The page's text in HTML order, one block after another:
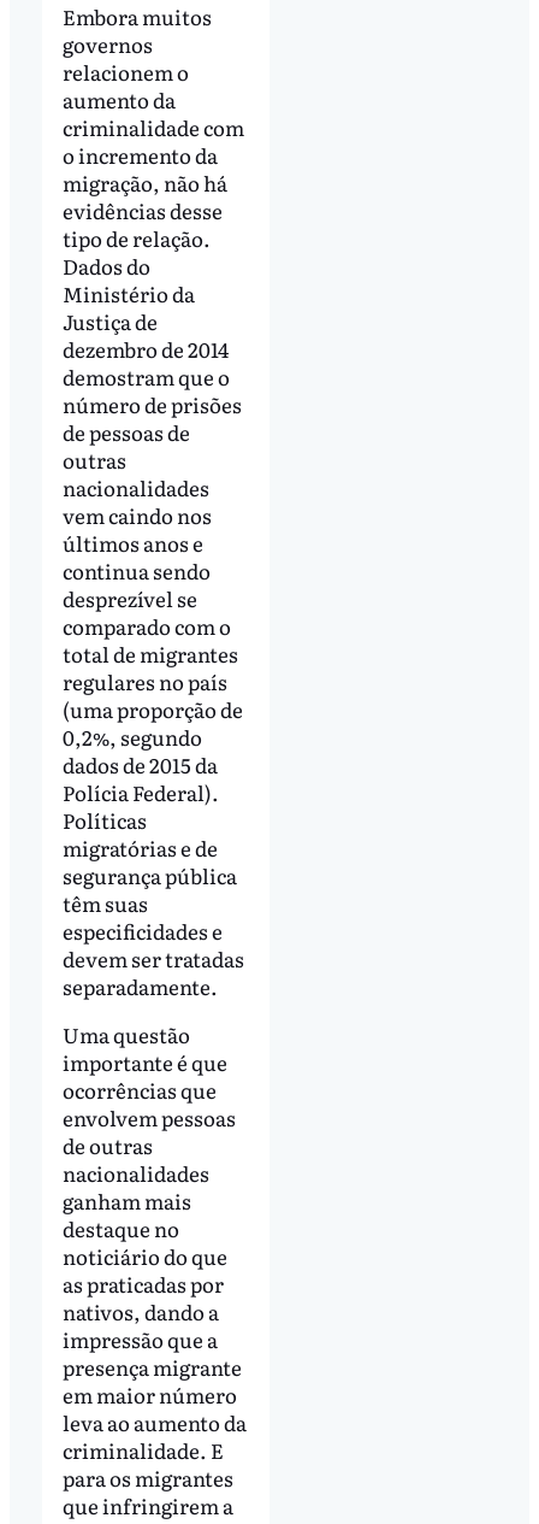
Embora muitos
governos
relacionem o
aumento da
criminalidade com
o incremento da
migração, não há
evidências desse
tipo de relação.
Dados do
Ministério da
Justiça de
dezembro de 2014
demostram que o
número de prisões
de pessoas de
outras
nacionalidades
vem caindo nos
últimos anos e
continua sendo
desprezível se
comparado com o
total de migrantes
regulares no país
(uma proporção de
0,2%, segundo
dados de 2015 da
Polícia Federal).
Políticas
migratórias e de
segurança pública
têm suas
especificidades e
devem ser tratadas
separadamente.
Uma questão
importante é que
ocorrências que
envolvem pessoas
de outras
nacionalidades
ganham mais
destaque no
noticiário do que
as praticadas por
nativos, dando a
impressão que a
presença migrante
em maior número
leva ao aumento da
criminalidade. E
para os migrantes
que infringirem a